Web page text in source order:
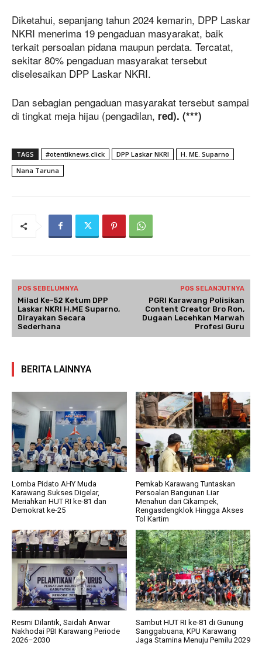
Diketahui, sepanjang tahun 2024 kemarin, DPP Laskar
NKRI menerima 19 pengaduan masyarakat, baik
terkait persoalan pidana maupun perdata. Tercatat,
sekitar 80% pengaduan masyarakat tersebut
diselesaikan DPP Laskar NKRI.
Dan sebagian pengaduan masyarakat tersebut sampai
di tingkat meja hijau (pengadilan, red). (***)
TAGS #otentiknews.click DPP Laskar NKRI
H. ME. Suparno
Nana Taruna
POS SEBELUMNYA
Milad Ke-52 Ketum DPP
Laskar NKRI H.ME Suparno,
Dirayakan Secara
Sederhana
POS SELANJUTNYA
PGRI Karawang Polisikan
Content Creator Bro Ron,
Dugaan Lecehkan Marwah
Profesi Guru
BERITA LAINNYA
Lomba Pidato AHY Muda
Karawang Sukses Digelar,
Meriahkan HUT RI ke-81 dan
Demokrat ke-25
Pemkab Karawang Tuntaskan
Persoalan Bangunan Liar
Menahun dari Cikampek,
Rengasdengklok Hingga Akses
Tol Kartim
Resmi Dilantik, Saidah Anwar
Nakhodai PBI Karawang Periode
2026–2030
Sambut HUT RI ke-81 di Gunung
Sanggabuana, KPU Karawang
Jaga Stamina Menuju Pemilu 2029